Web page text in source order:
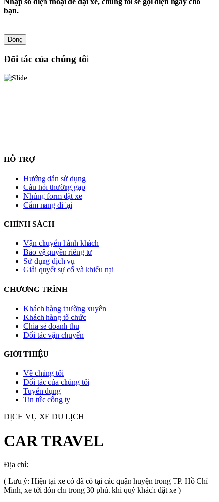
bạn.
Đóng
Đối tác của chúng tôi
HỖ TRỢ
Hướng dẫn sử dụng
Câu hỏi thường gặp
Nhúng form đặt xe
Cẩm nang đi lại
CHÍNH SÁCH
Vận chuyển hành khách
Bảo vệ quyền riêng tư
Sử dụng dịch vụ
Giải quyết sự cố và khiếu nại
CHƯƠNG TRÌNH
Khách hàng thường xuyên
Khách hàng tổ chức
Chia sẻ doanh thu
Đối tác vận chuyển
GIỚI THIỆU
Về chúng tôi
Đối tác của chúng tôi
Tuyển dụng
Tin tức công ty
DỊCH VỤ XE DU LỊCH
CAR TRAVEL
Địa chỉ:
( Lưu ý: Hiện tại xe có đã có tại các quận huyện trong TP. Hồ Chí
Minh, xe tới đón chỉ trong 30 phút khi quý khách đặt xe )